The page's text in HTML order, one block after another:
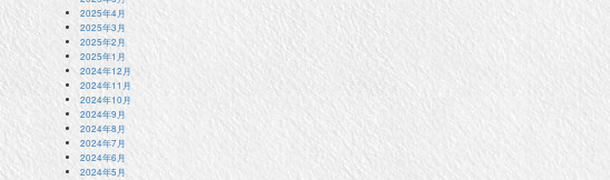
2025年4月
2025年3月
2025年2月
2025年1月
2024年12月
2024年11月
2024年10月
2024年9月
2024年8月
2024年7月
2024年6月
2024年5月